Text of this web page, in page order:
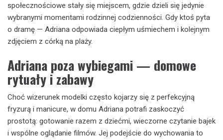
społecznościowe stały się miejscem, gdzie dzieli się jedynie
wybranymi momentami rodzinnej codzienności. Gdy ktoś pyta
o dramę — Adriana odpowiada ciepłym uśmiechem i kolejnym
zdjęciem z córką na plaży.
Adriana poza wybiegami — domowe
rytuały i zabawy
Choć wizerunek modelki często kojarzy się z perfekcyjną
fryzurą i manicure, w domu Adriana potrafi zaskoczyć
prostotą: gotowanie razem z dziećmi, wieczorne czytanie bajek
i wspólne oglądanie filmów. Jej podejście do wychowania to